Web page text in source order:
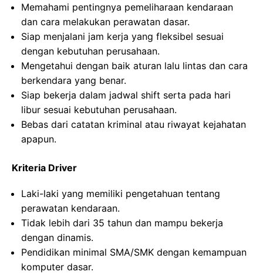
Memahami pentingnya pemeliharaan kendaraan
dan cara melakukan perawatan dasar.
Siap menjalani jam kerja yang fleksibel sesuai
dengan kebutuhan perusahaan.
Mengetahui dengan baik aturan lalu lintas dan cara
berkendara yang benar.
Siap bekerja dalam jadwal shift serta pada hari
libur sesuai kebutuhan perusahaan.
Bebas dari catatan kriminal atau riwayat kejahatan
apapun.
Kriteria Driver
Laki-laki yang memiliki pengetahuan tentang
perawatan kendaraan.
Tidak lebih dari 35 tahun dan mampu bekerja
dengan dinamis.
Pendidikan minimal SMA/SMK dengan kemampuan
komputer dasar.